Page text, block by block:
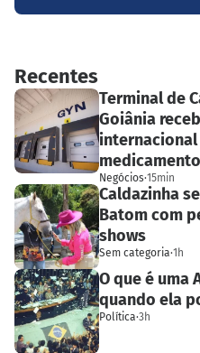
Recentes
Terminal de
Goiânia
Negócios·15min
Caldazinha
Batom com
shows
Sem categoria·1h
O que é uma
quando ela
Política·3h